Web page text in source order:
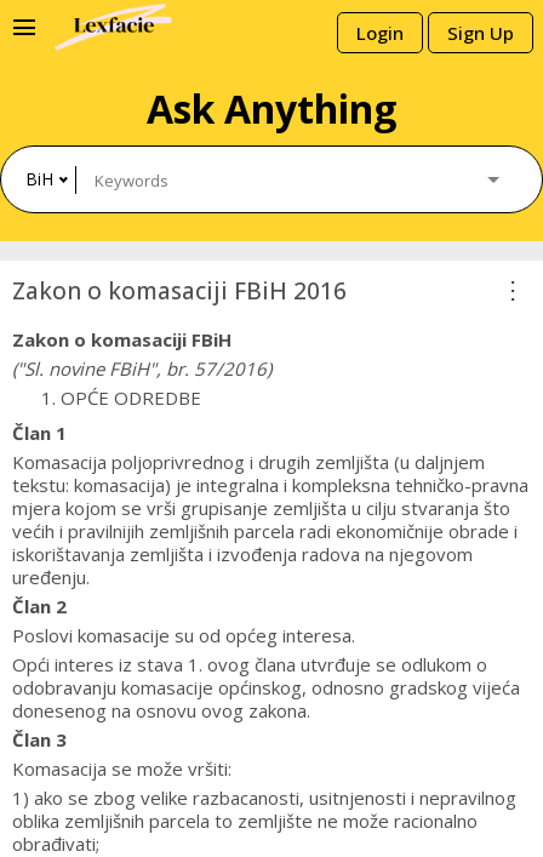
Login Sign Up
menu
Ask Anything
BiH
Zakon o komasaciji FBiH 2016 more_vert
Zakon o komasaciji FBiH
("Sl. novine FBiH", br. 57/2016)
OPĆE ODREDBE
Član 1
Komasacija poljoprivrednog i drugih zemljišta (u daljnjem
tekstu: komasacija) je integralna i kompleksna tehničko-pravna
mjera kojom se vrši grupisanje zemljišta u cilju stvaranja što
većih i pravilnijih zemljišnih parcela radi ekonomičnije obrade i
iskorištavanja zemljišta i izvođenja radova na njegovom
uređenju.
Član 2
Poslovi komasacije su od općeg interesa.
Opći interes iz stava 1. ovog člana utvrđuje se odlukom o
odobravanju komasacije općinskog, odnosno gradskog vijeća
donesenog na osnovu ovog zakona.
Član 3
Komasacija se može vršiti:
1) ako se zbog velike razbacanosti, usitnjenosti i nepravilnog
oblika zemljišnih parcela to zemljište ne može racionalno
obrađivati;